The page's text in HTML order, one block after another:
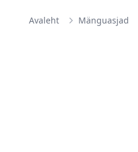
Avaleht Mänguasjad